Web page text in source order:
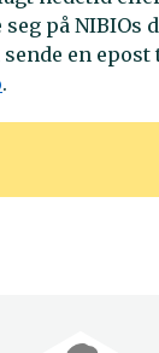
seg på NIBIOs
sende en
.